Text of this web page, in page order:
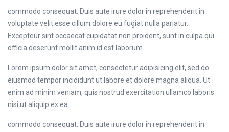
commodo consequat. Duis aute irure dolor in reprehenderit in
voluptate velit esse cillum dolore eu fugiat nulla pariatur.
Excepteur sint occaecat cupidatat non proident, sunt in culpa qui
officia deserunt mollit anim id est laborum.
Lorem ipsum dolor sit amet, consectetur adipisicing elit, sed do
eiusmod tempor incididunt ut labore et dolore magna aliqua. Ut
enim ad minim veniam, quis nostrud exercitation ullamco laboris
nisi ut aliquip ex ea.
commodo consequat. Duis aute irure dolor in reprehenderit in